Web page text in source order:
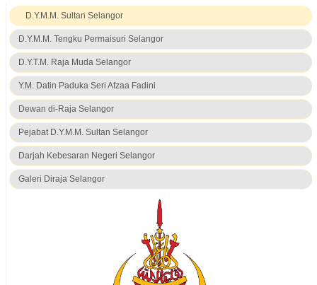
D.Y.M.M. Sultan Selangor
D.Y.M.M. Tengku Permaisuri Selangor
D.Y.T.M. Raja Muda Selangor
Y.M. Datin Paduka Seri Afzaa Fadini
Dewan di-Raja Selangor
Pejabat D.Y.M.M. Sultan Selangor
Darjah Kebesaran Negeri Selangor
Galeri Diraja Selangor